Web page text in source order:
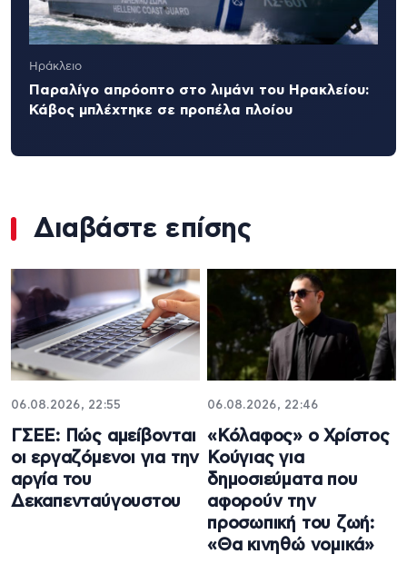
Ηράκλειο
Παραλίγο απρόοπτο στο λιμάνι του Ηρακλείου:
Κάβος μπλέχτηκε σε προπέλα πλοίου
Διαβάστε επίσης
06.08.2026, 22:55
ΓΣΕΕ: Πώς αμείβονται
οι εργαζόμενοι για την
αργία του
Δεκαπενταύγουστου
06.08.2026, 22:46
«Κόλαφος» ο Χρίστος
Κούγιας για
δημοσιεύματα που
αφορούν την
προσωπική του ζωή:
«Θα κινηθώ νομικά»